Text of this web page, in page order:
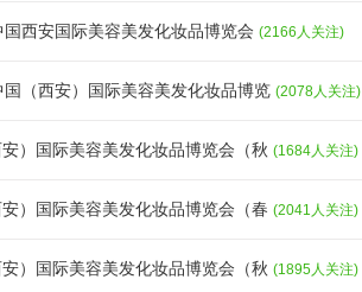
西安国际美容美发化妆品博览会 (2166人关注)
（西安）国际美容美发化妆品博览 (2078人关注)
）国际美容美发化妆品博览会（秋 (1684人关注)
）国际美容美发化妆品博览会（春 (2041人关注)
）国际美容美发化妆品博览会（秋 (1895人关注)